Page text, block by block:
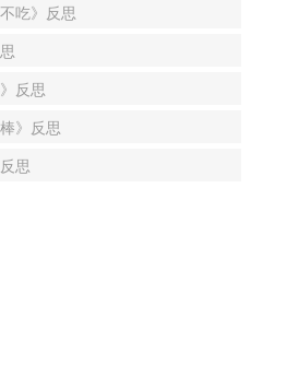
吃》反思
反思
》反思
思